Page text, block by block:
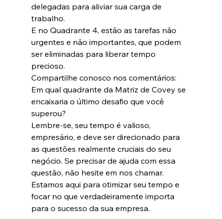
delegadas para aliviar sua carga de
trabalho.
E no Quadrante 4, estão as tarefas não
urgentes e não importantes, que podem
ser eliminadas para liberar tempo
precioso.
Compartilhe conosco nos comentários:
Em qual quadrante da Matriz de Covey se
encaixaria o último desafio que você
superou?
Lembre-se, seu tempo é valioso,
empresário, e deve ser direcionado para
as questões realmente cruciais do seu
negócio. Se precisar de ajuda com essa
questão, não hesite em nos chamar.
Estamos aqui para otimizar seu tempo e
focar no que verdadeiramente importa
para o sucesso da sua empresa.